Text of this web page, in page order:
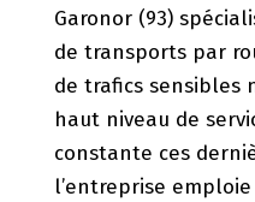
Garonor (93)
de transports par
de trafics sensibles
haut niveau de
constante ces
l’entreprise